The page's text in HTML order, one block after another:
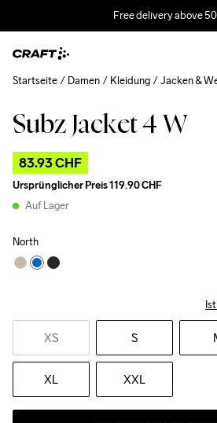
Free delivery above
Subz Jacket 4 W
83.93 CHF
Ursprünglicher Preis119.90 CHF
Auf Lager
North
XS S
XL XXL
Startseite Damen Kleidung Jacken &
Outlet